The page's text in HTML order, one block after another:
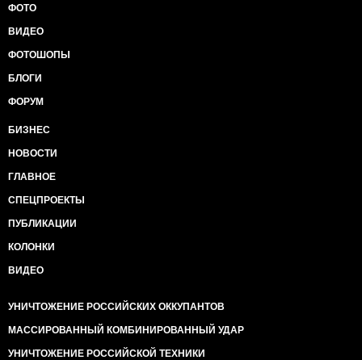
ФОТО
ВИДЕО
ФОТОШОПЫ
БЛОГИ
ФОРУМ
БИЗНЕС
НОВОСТИ
ГЛАВНОЕ
СПЕЦПРОЕКТЫ
ПУБЛИКАЦИИ
КОЛОНКИ
ВИДЕО
УНИЧТОЖЕНИЕ РОССИЙСКИХ ОККУПАНТОВ
МАССИРОВАННЫЙ КОМБИНИРОВАННЫЙ УДАР
УНИЧТОЖЕНИЕ РОССИЙСКОЙ ТЕХНИКИ